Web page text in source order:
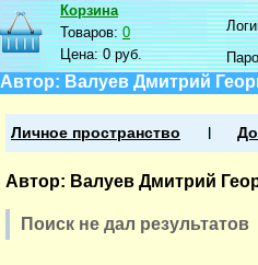
Корзина
Товаров:0
Цена:0 руб.
Автор: Валуев Дмитрий
Личное пространство
Автор: Валуев Дмитрий
Поиск не дал результатов